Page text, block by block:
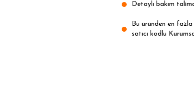
Detaylı bakım
Bu üründen en
satıcı kodlu